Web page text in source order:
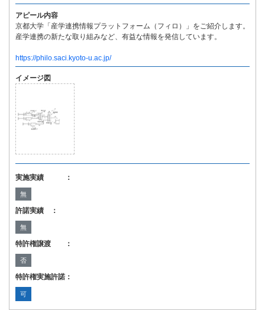
アピール内容
京都大学「産学連携情報プラットフォーム（フィロ）」をご紹介します。
産学連携の新たな取り組みなど、有益な情報を発信しています。
https://philo.saci.kyoto-u.ac.jp/
イメージ図
実施実績 ：
無
許諾実績 ：
無
特許権譲渡 ：
否
特許権実施許諾：
可